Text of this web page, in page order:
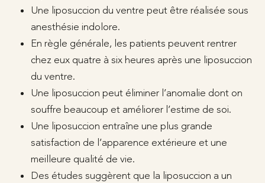
Une liposuccion du ventre peut être réalisée sous
anesthésie indolore.
En règle générale, les patients peuvent rentrer
chez eux quatre à six heures après une liposuccion
du ventre.
Une liposuccion peut éliminer l’anomalie dont on
souffre beaucoup et améliorer l’estime de soi.
Une liposuccion entraîne une plus grande
satisfaction de l’apparence extérieure et une
meilleure qualité de vie.
Des études suggèrent que la liposuccion a un